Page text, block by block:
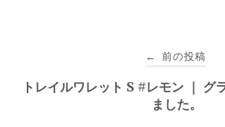
稿
← 前の投稿
トレイルワレット S #レモン ｜ グ
ました。